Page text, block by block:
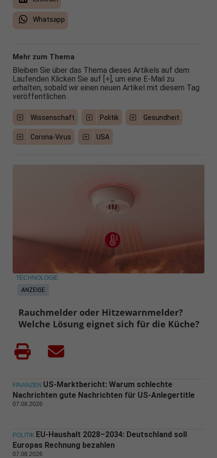
Whatsapp
Mehr zum Thema
Bleiben Sie über das Thema dieses Artikels auf dem
Laufenden Klicken Sie auf [+], um eine E-Mail zu
erhalten, sobald wir einen neuen Artikel mit diesem Tag
veröffentlichen
Wissenschaft Politik Gesundheit
Corona-Virus USA
ANZEIGE
TECHNOLOGIE
Rauchmelder oder Hitzewarnmelder?
Welche Lösung eignet sich für die Küche?
FINANZEN US-Marktbericht: Warum schlechte
Nachrichten gute Nachrichten für US-Anlegertitle
07.08.2026
POLITIK EU-Haushalt 2028–2034: Deutschland soll
Europas Rechnung bezahlen
07.08.2026